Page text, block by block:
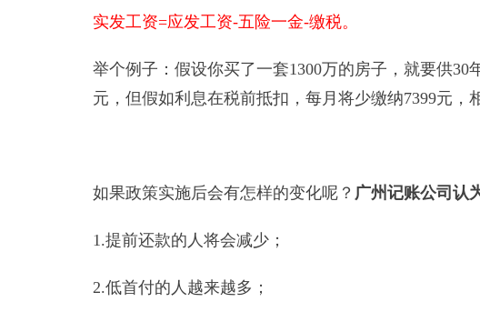
实发工资=应发工资-五险一金-缴税。
举个例子：假设你买了一套1300万的房子，就要供30
元，但假如利息在税前抵扣，每月将少缴纳7399元，
如果政策实施后会有怎样的变化呢？ 广州记账公司认
1.提前还款的人将会减少；
2.低首付的人越来越多；